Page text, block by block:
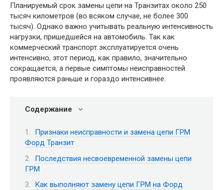
Планируемый срок замены цепи на Транзитах около 250
тысяч километров (во всяком случае, не более 300
тысяч). Однако важно учитывать реальную интенсивность
нагрузки, пришедшейся на автомобиль. Так как
коммерческий транспорт эксплуатируется очень
интенсивно, этот период, как правило, значительно
сокращается, а первые симптомы неисправностей
проявляются раньше и гораздо интенсивнее.
Содержание
Признаки неисправности и замена цепи ГРМ
Форд Транзит
Последствия несвоевременной замены цепи
ГРМ
Как выполняют замену цепи ГРМ на Форд